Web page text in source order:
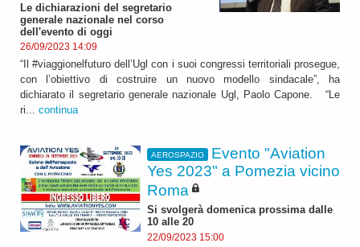
Le dichiarazioni del segretario
generale nazionale nel corso
dell'evento di oggi
26/09/2023 14:09
“Il #viaggionelfuturo dell’Ugl con i suoi congressi territoriali prosegue,
con l’obiettivo di costruire un nuovo modello sindacale”, ha
dichiarato il segretario generale nazionale Ugl, Paolo Capone. “Le
ri... continua
AEROSPAZIO
Evento "Aviation
Yes 2023" a Pomezia vicino
Roma
Si svolgerà domenica prossima dalle
10 alle 20
22/09/2023 15:00